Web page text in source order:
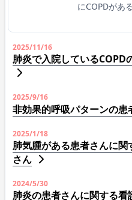
にCOPDがあ
2025/11/16
肺炎で入院しているCOPD
2025/9/16
非効果的呼吸パターンの
2025/1/18
肺気腫がある患者さんに
さん
2024/5/30
肺炎の患者さんに関する